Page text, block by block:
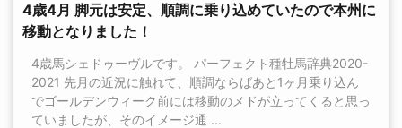
4歳4月 脚元は安定、順調に乗り込めていたので本州に
移動となりました！
4歳馬シェドゥーヴルです。 パーフェクト種牡馬辞典2020-
2021 先月の近況に触れて、順調ならばあと1ヶ月乗り込ん
でゴールデンウィーク前には移動のメドが立ってくると思っ
ていましたが、そのイメージ通 ...